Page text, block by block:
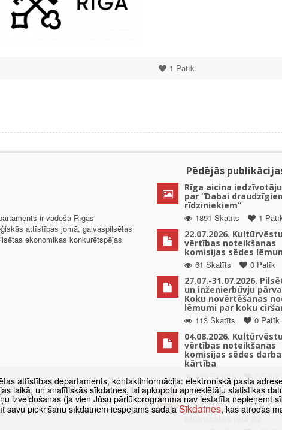
1 Patīk
ir vadošā Rīgas
attīstības jomā, galvaspilsētas
ekonomikas konkurētspējas
Pēdējās
Rīga aicina
par “Dabai
rīdziniekiem”
1891 Skatīts
1
22.07.2026.
vērtības noteikšanas
komisijas sēdes
61 Skatīts
0 Patīk
27.07.-31.07.2026.
un inženierbūvju
Koku novērtēšanas
lēmumi par koku
113 Skatīts
0 Patīk
04.08.2026.
vērtības noteikšanas
komisijas sēdes darba
kārtība
169 Skatīts
0 Patīk
Paziņojums par
detālplānojuma
uzsākšanu zemes
attīstības departaments, kontaktinformācija: elektroniskā pasta
laikā, un analītiskās sīkdatnes, lai apkopotu apmeklētāju statistikas
izveidošanas (ja vien Jūsu pārlūkprogramma nav iestatīta nepieņemt
savu piekrišanu sīkdatnēm iespējams sadaļā Sīkdatnes, kas atrodas